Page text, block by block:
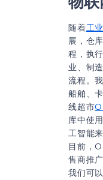
随着工
展，仓
程，执
业、制
流程。
船舶、
线超市
库中使
工智能
目前，
售商推
我们可